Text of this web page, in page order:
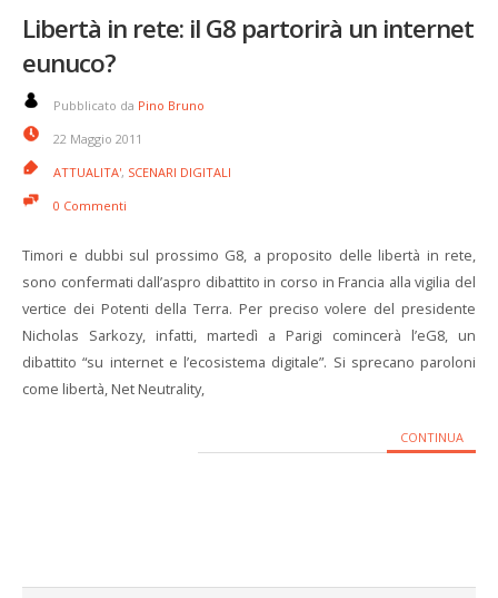
Libertà in rete: il G8 partorirà un internet
eunuco?
Pubblicato da Pino Bruno
22 Maggio 2011
ATTUALITA', SCENARI DIGITALI
0 Commenti
Timori e dubbi sul prossimo G8, a proposito delle libertà in rete,
sono confermati dall’aspro dibattito in corso in Francia alla vigilia del
vertice dei Potenti della Terra. Per preciso volere del presidente
Nicholas Sarkozy, infatti, martedì a Parigi comincerà l’eG8, un
dibattito “su internet e l’ecosistema digitale”. Si sprecano paroloni
come libertà, Net Neutrality,
CONTINUA